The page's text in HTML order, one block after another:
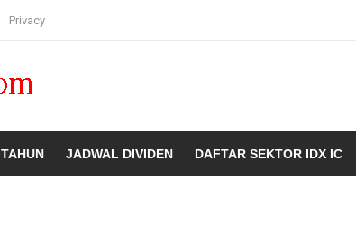
Privacy
JADWAL DIVIDEN DAFTAR SEKTOR IDX IC